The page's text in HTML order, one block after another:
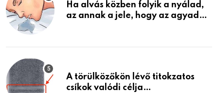
Ha alvás közben folyik a nyálad,
az annak a jele, hogy az agyad…
A törülközőkön lévő titokzatos
csíkok valódi célja…